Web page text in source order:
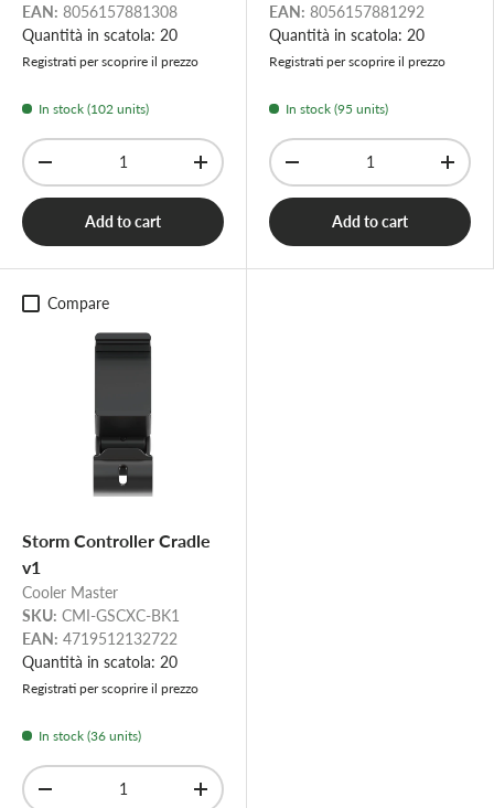
EAN: 8056157881308
Quantità in scatola: 20
Registrati per scoprire il prezzo
In stock (102 units)
Qty
-
+
Add to cart
EAN: 8056157881292
Quantità in scatola: 20
Registrati per scoprire il prezzo
In stock (95 units)
Qty
-
+
Add to cart
Compare
Storm Controller Cradle
v1
Cooler Master
SKU: CMI-GSCXC-BK1
EAN: 4719512132722
Quantità in scatola: 20
Registrati per scoprire il prezzo
In stock (36 units)
Qty
-
+